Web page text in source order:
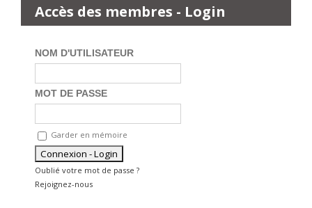
Accès des membres - Login
NOM D'UTILISATEUR
MOT DE PASSE
Garder en mémoire
Oublié votre mot de passe ?
Rejoignez-nous